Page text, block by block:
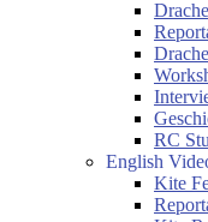
RC
English
Kite